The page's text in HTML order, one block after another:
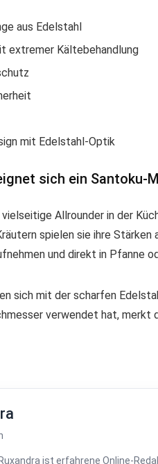
aus Edelstahl
extremer Kältebehandlung
mit Edelstahl-Optik
sich ein Santoku-
Allrounder in der
spielen sie ihre
und direkt in Pfanne
sich mit der scharfen
verwendet hat,
Ruxandra ist erfahrene Online-